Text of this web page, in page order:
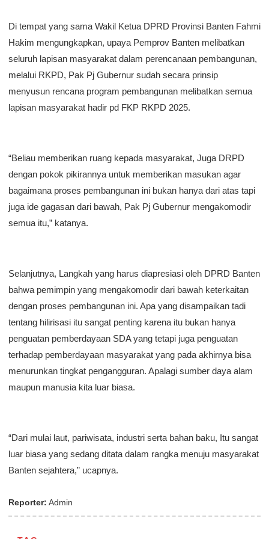
Di tempat yang sama Wakil Ketua DPRD Provinsi Banten Fahmi
Hakim mengungkapkan, upaya Pemprov Banten melibatkan
seluruh lapisan masyarakat dalam perencanaan pembangunan,
melalui RKPD, Pak Pj Gubernur sudah secara prinsip
menyusun rencana program pembangunan melibatkan semua
lapisan masyarakat hadir pd FKP RKPD 2025.
“Beliau memberikan ruang kepada masyarakat, Juga DRPD
dengan pokok pikirannya untuk memberikan masukan agar
bagaimana proses pembangunan ini bukan hanya dari atas tapi
juga ide gagasan dari bawah, Pak Pj Gubernur mengakomodir
semua itu,” katanya.
Selanjutnya, Langkah yang harus diapresiasi oleh DPRD Banten
bahwa pemimpin yang mengakomodir dari bawah keterkaitan
dengan proses pembangunan ini. Apa yang disampaikan tadi
tentang hilirisasi itu sangat penting karena itu bukan hanya
penguatan pemberdayaan SDA yang tetapi juga penguatan
terhadap pemberdayaan masyarakat yang pada akhirnya bisa
menurunkan tingkat pengangguran. Apalagi sumber daya alam
maupun manusia kita luar biasa.
“Dari mulai laut, pariwisata, industri serta bahan baku, Itu sangat
luar biasa yang sedang ditata dalam rangka menuju masyarakat
Banten sejahtera,” ucapnya.
Reporter: Admin